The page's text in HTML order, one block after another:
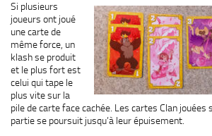
Si plusieurs
joueurs ont joué
une carte de
même force, un
klash se produit
et le plus fort est
celui qui tape le
plus vite sur la
pile de carte face cachée. Les cartes Clan
partie se poursuit jusqu’à leur épuisement.